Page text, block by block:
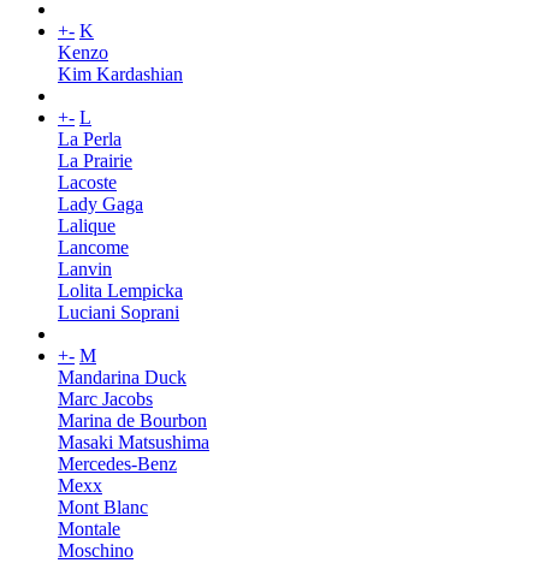
+- K
Kenzo
Kim Kardashian
+- L
La Perla
La Prairie
Lacoste
Lady Gaga
Lalique
Lancome
Lanvin
Lolita Lempicka
Luciani Soprani
+- M
Mandarina Duck
Marc Jacobs
Marina de Bourbon
Masaki Matsushima
Mercedes-Benz
Mexx
Mont Blanc
Montale
Moschino